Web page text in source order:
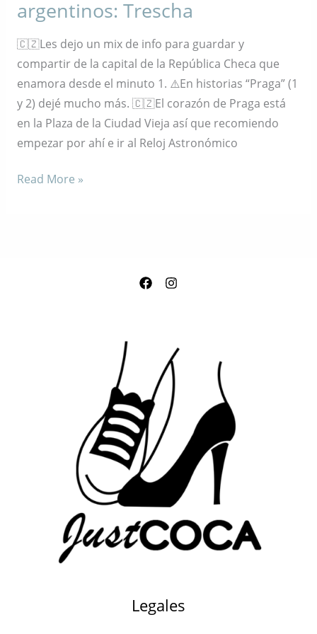
argentinos: Trescha
🇨🇿Les dejo un mix de info para guardar y
compartir de la capital de la República Checa que
enamora desde el minuto 1. ⚠️En historias “Praga” (1
y 2) dejé mucho más. 🇨🇿El corazón de Praga está
en la Plaza de la Ciudad Vieja así que recomiendo
empezar por ahí e ir al Reloj Astronómico
Read More »
Legales